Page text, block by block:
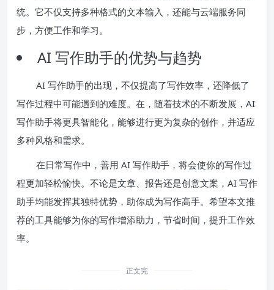
统。它不仅支持多种格式的文本输入，还能与云端服务同
步，方便工作和学习。
AI 写作助手的优势与趋势
AI 写作助手的出现，不仅提高了写作效率，还降低了
写作过程中可能遇到的难度。在，随着技术的不断发展，AI
写作助手将更具智能化，能够进行更为复杂的创作，并适应
多种风格和需求。
在日常写作中，善用 AI 写作助手，将会使你的写作过
程更加轻松愉快。不论是文章、报告还是创意文案，AI 写作
助手均能发挥其独特优势，助你成为写作高手。希望本文推
荐的工具能够为你的写作增添助力，节省时间，提升工作效
率。
正文完